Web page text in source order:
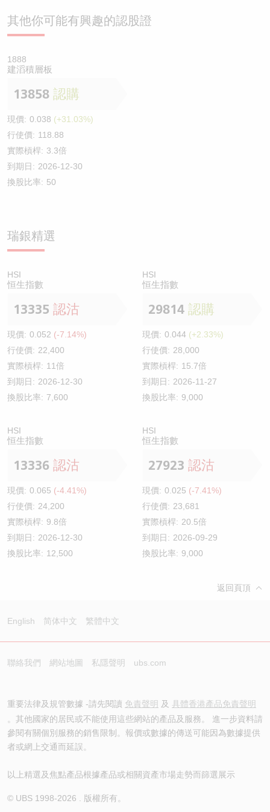
其他你可能有興趣的認股證
1888
建滔積層板
13858 認購
現價: 0.038 (+31.03%)
行使價: 118.88
實際槓桿: 3.3倍
到期日: 2026-12-30
換股比率: 50
瑞銀精選
HSI
恒生指數
13335 認沽
現價: 0.052 (-7.14%)
行使價: 22,400
實際槓桿: 11倍
到期日: 2026-12-30
換股比率: 7,600
HSI
恒生指數
29814 認購
現價: 0.044 (+2.33%)
行使價: 28,000
實際槓桿: 15.7倍
到期日: 2026-11-27
換股比率: 9,000
HSI
恒生指數
13336 認沽
現價: 0.065 (-4.41%)
行使價: 24,200
實際槓桿: 9.8倍
到期日: 2026-12-30
換股比率: 12,500
HSI
恒生指數
27923 認沽
現價: 0.025 (-7.41%)
行使價: 23,681
實際槓桿: 20.5倍
到期日: 2026-09-29
換股比率: 9,000
返回頁頂
English 简体中文 繁體中文
聯絡我們 網站地圖 私隱聲明 ubs.com
重要法律及規管數據 -請先閱讀 免責聲明 及 具體香港產品免責聲明
。其他國家的居民或不能使用這些網站的產品及服務。 進一步資料請
參閱有關個別服務的銷售限制。報價或數據的傳送可能因為數據提供
者或網上交通而延誤。
以上精選及焦點產品根據產品或相關資產市場走勢而篩選展示
© UBS 1998-2026 . 版權所有。